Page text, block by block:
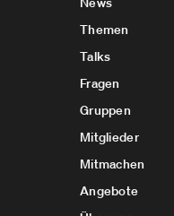
Themen
Talks
Fragen
Gruppen
Mitglieder
Mitmachen
Angebote